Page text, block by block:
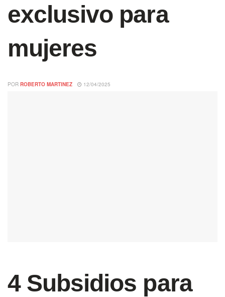
exclusivo para
mujeres
POR ROBERTO MARTINEZ 12/04/2025
4 Subsidios para